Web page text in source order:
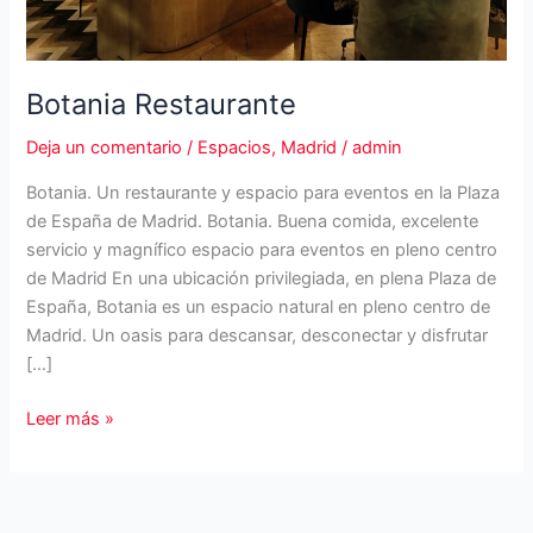
Botania Restaurante
Deja un comentario / Espacios, Madrid /admin
Botania. Un restaurante y espacio para eventos en la Plaza
de España de Madrid. Botania. Buena comida, excelente
servicio y magnífico espacio para eventos en pleno centro
de Madrid En una ubicación privilegiada, en plena Plaza de
España, Botania es un espacio natural en pleno centro de
Madrid. Un oasis para descansar, desconectar y disfrutar
[…]
Botania
Leer más »